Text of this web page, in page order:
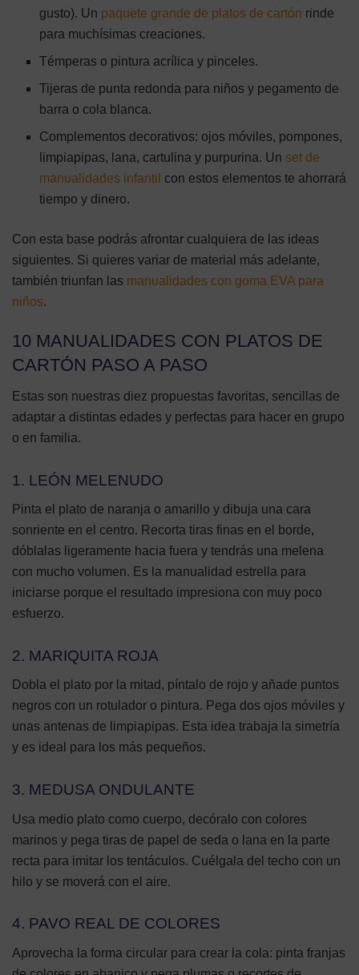
gusto). Un paquete grande de platos de cartón rinde
para muchísimas creaciones.
Témperas o pintura acrílica y pinceles.
Tijeras de punta redonda para niños y pegamento de
barra o cola blanca.
Complementos decorativos: ojos móviles, pompones,
limpiapipas, lana, cartulina y purpurina. Un set de
manualidades infantil con estos elementos te ahorrará
tiempo y dinero.
Con esta base podrás afrontar cualquiera de las ideas
siguientes. Si quieres variar de material más adelante,
también triunfan las manualidades con goma EVA para
niños.
10 MANUALIDADES CON PLATOS DE
CARTÓN PASO A PASO
Estas son nuestras diez propuestas favoritas, sencillas de
adaptar a distintas edades y perfectas para hacer en grupo
o en familia.
1. LEÓN MELENUDO
Pinta el plato de naranja o amarillo y dibuja una cara
sonriente en el centro. Recorta tiras finas en el borde,
dóblalas ligeramente hacia fuera y tendrás una melena
con mucho volumen. Es la manualidad estrella para
iniciarse porque el resultado impresiona con muy poco
esfuerzo.
2. MARIQUITA ROJA
Dobla el plato por la mitad, píntalo de rojo y añade puntos
negros con un rotulador o pintura. Pega dos ojos móviles y
unas antenas de limpiapipas. Esta idea trabaja la simetría
y es ideal para los más pequeños.
3. MEDUSA ONDULANTE
Usa medio plato como cuerpo, decóralo con colores
marinos y pega tiras de papel de seda o lana en la parte
recta para imitar los tentáculos. Cuélgala del techo con un
hilo y se moverá con el aire.
4. PAVO REAL DE COLORES
Aprovecha la forma circular para crear la cola: pinta franjas